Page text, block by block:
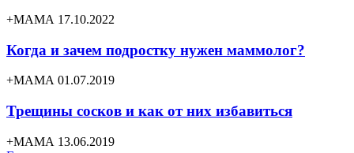
+МАМА 17.10.2022
Когда и зачем подростку нужен маммолог?
+МАМА 01.07.2019
Трещины сосков и как от них избавиться
+МАМА 13.06.2019